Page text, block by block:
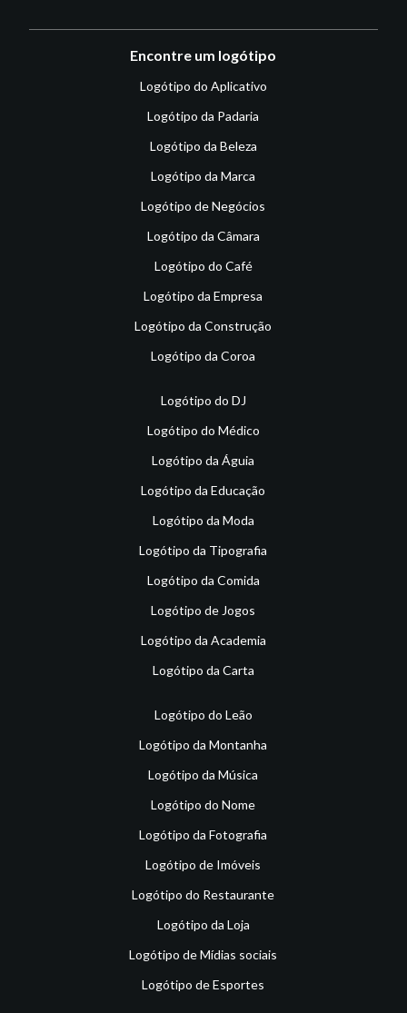
Encontre um logótipo
Logótipo do Aplicativo
Logótipo da Padaria
Logótipo da Beleza
Logótipo da Marca
Logótipo de Negócios
Logótipo da Câmara
Logótipo do Café
Logótipo da Empresa
Logótipo da Construção
Logótipo da Coroa
Logótipo do DJ
Logótipo do Médico
Logótipo da Águia
Logótipo da Educação
Logótipo da Moda
Logótipo da Tipografia
Logótipo da Comida
Logótipo de Jogos
Logótipo da Academia
Logótipo da Carta
Logótipo do Leão
Logótipo da Montanha
Logótipo da Música
Logótipo do Nome
Logótipo da Fotografia
Logótipo de Imóveis
Logótipo do Restaurante
Logótipo da Loja
Logótipo de Mídias sociais
Logótipo de Esportes